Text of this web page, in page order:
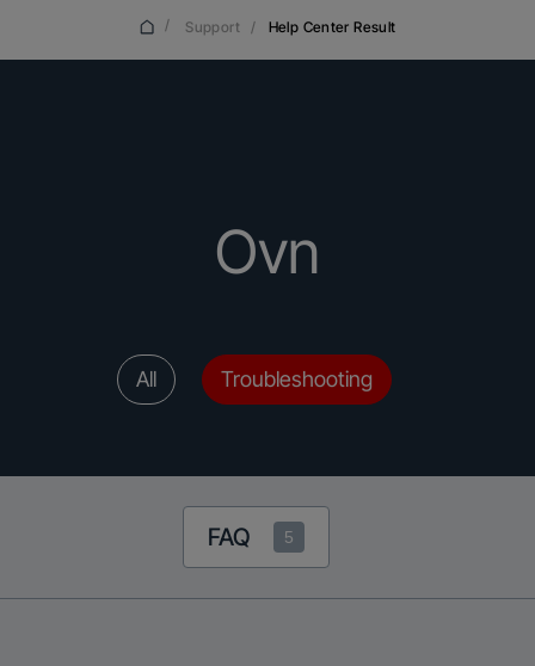
/ Support / Help Center Result
Ovn
All Troubleshooting
FAQ 5